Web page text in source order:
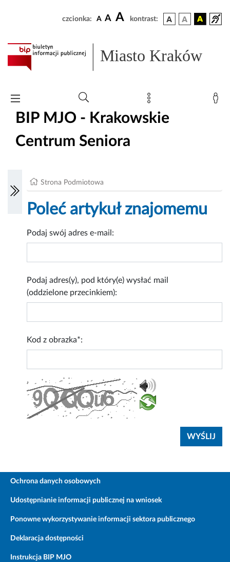
czcionka: A A A kontrast:
Miasto Kraków
BIP MJO - Krakowskie
Centrum Seniora
Strona Podmiotowa
Poleć artykuł znajomemu
Podaj swój adres e-mail:
Podaj adres(y), pod który(e) wysłać mail
(oddzielone przecinkiem):
Kod z obrazka*:
Ochrona danych osobowych
Udostępnianie informacji publicznej na wniosek
Ponowne wykorzystywanie informacji sektora publicznego
Deklaracja dostępności
Instrukcja BIP MJO